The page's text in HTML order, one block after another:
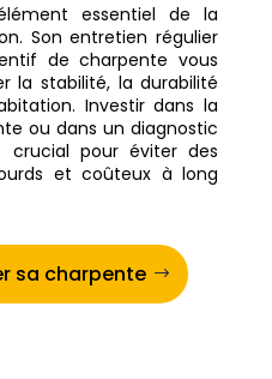
essentiel de la
Son entretien régulier
de charpente vous
la stabilité, la durabilité
Investir dans la
ou dans un diagnostic
pour éviter des
et coûteux à long
sa charpente